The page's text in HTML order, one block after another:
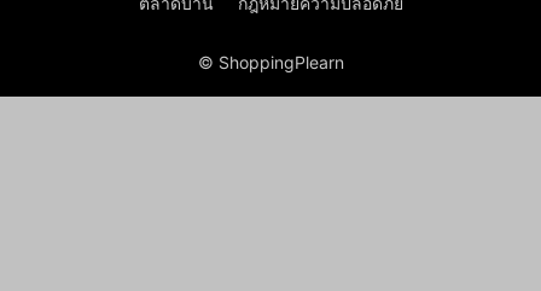
© ShoppingPlearn